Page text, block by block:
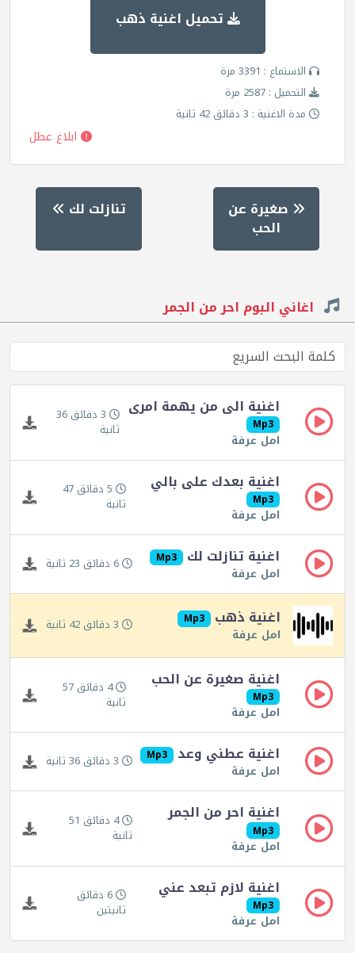
تحميل اغنية ذهب
الاستماع : 3391 مرة
التحميل : 2587 مرة
مدة الاغنية : 3 دقائق 42 ثانية
ابلاغ عطل
صغيرة عن
الحب
تنازلت لك
اغاني البوم احر من الجمر
اغنية الى من يهمة امرى
Mp3
امل عرفة
3 دقائق 36
ثانية
اغنية بعدك على بالي
Mp3
امل عرفة
5 دقائق 47
ثانية
اغنية تنازلت لك Mp3
امل عرفة 6 دقائق 23 ثانية
اغنية ذهب Mp3
امل عرفة 3 دقائق 42 ثانية
اغنية صغيرة عن الحب
Mp3
امل عرفة
4 دقائق 57
ثانية
اغنية عطني وعد Mp3
امل عرفة 3 دقائق 36 ثانية
اغنية احر من الجمر
Mp3
امل عرفة
4 دقائق 51
ثانية
اغنية لازم تبعد عني
Mp3
امل عرفة
6 دقائق
ثانيتين